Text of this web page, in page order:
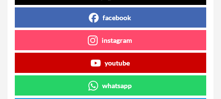
facebook
instagram
youtube
whatsapp